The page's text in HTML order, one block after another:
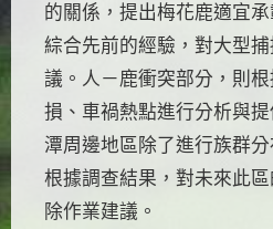
的關係，提出梅花鹿適宜承
綜合先前的經驗，對大型
議。人－鹿衝突部分，則
損、車禍熱點進行分析與
潭周邊地區除了進行族群
根據調查結果，對未來此
除作業建議。